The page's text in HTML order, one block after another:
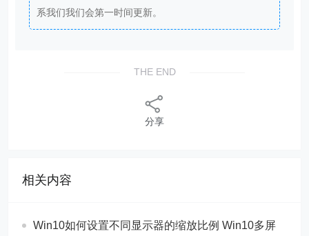
系我们我们会第一时间更新。
THE END
分享
相关内容
Win10如何设置不同显示器的缩放比例 Win10多屏